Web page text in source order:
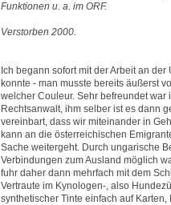
Funktionen u. a. im ORF.
Verstorben 2000.
Ich begann sofort mit der Arbeit an
konnte - man musste bereits äußerst
welcher Couleur. Sehr befreundet war
Rechtsanwalt, ihm selber ist es dann
vereinbart, dass wir miteinander in
kann an die österreichischen
Sache weitergeht. Durch ungarische
Verbindungen zum Ausland möglich
fuhr daher dann mehrfach mit dem
Vertraute im Kynologen-, also
synthetischer Tinte einfach auf